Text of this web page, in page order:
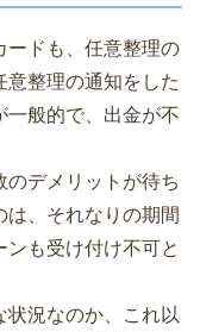
ードも、任意整理の
意整理の通知をした
一般的で、出金が不
のデメリットが待ち
は、それなりの期間
も受け付け不可と
状況なのか、これ以